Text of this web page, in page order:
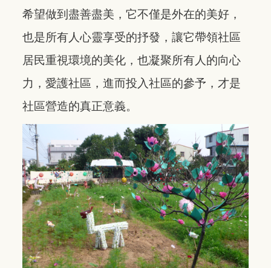
希望做到盡善盡美，它不僅是外在的美好，
也是所有人心靈享受的抒發，讓它帶領社區
居民重視環境的美化，也凝聚所有人的向心
力，愛護社區，進而投入社區的參予，才是
社區營造的真正意義。